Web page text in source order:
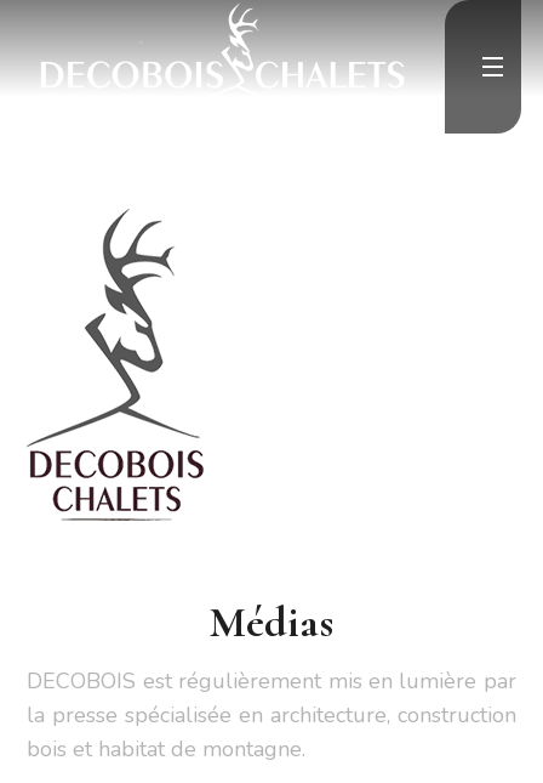
Rénovation
Médias
">
Contact
Médias
DECOBOIS est régulièrement mis en lumière par
la presse spécialisée en architecture, construction
bois et habitat de montagne.